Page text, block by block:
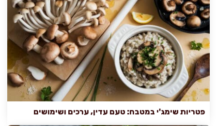
פטריות שימג'י במטבח: טעם עדין, ערכים ושימושים